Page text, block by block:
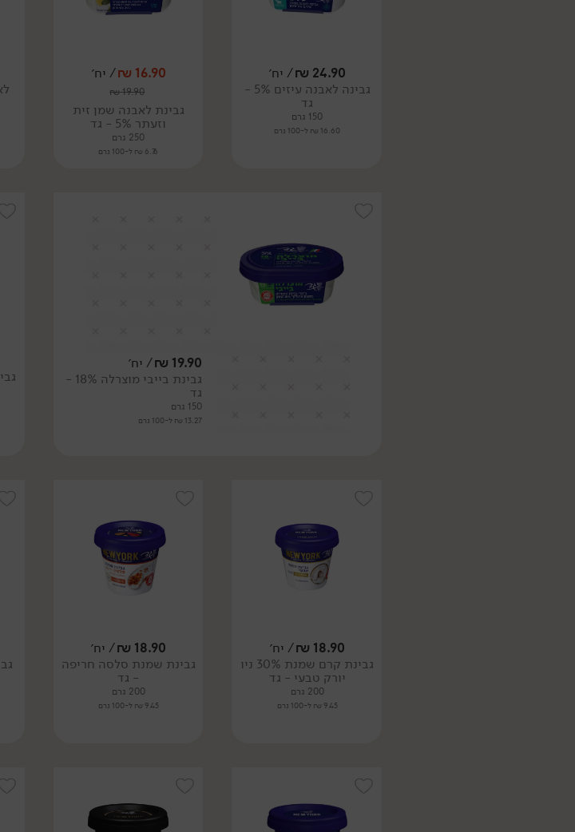
24.90
₪/ יח׳
גבינה לאבנה עיזים 5% -
גד
150 גרם
16.60 ₪ ל-100 גרם
16.90
₪/ יח׳
19.90
₪
גבינת לאבנה שמן זית
וזעתר 5% - גד
250 גרם
6.76 ₪ ל-100 גרם
19.90
₪/ יח׳
גבינת בייבי מוצרלה 18% -
גד
150 גרם
13.27 ₪ ל-100 גרם
18.90
₪/ יח׳
גבינת קרם שמנת 30% ניו
יורק טבעי - גד
200 גרם
9.45 ₪ ל-100 גרם
18.90
₪/ יח׳
גבינת שמנת סלסה חריפה
- גד
200 גרם
9.45 ₪ ל-100 גרם